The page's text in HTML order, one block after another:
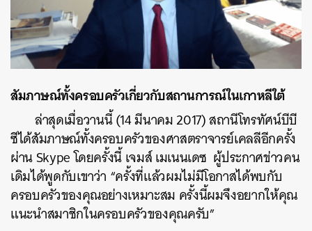
สัมภาษณ์ทั้งครอบครัวเกี่ยวกับสถานการณ์ในเกาหลีใต้
ล่าสุดเมื่อวานนี้ (14 มีนาคม 2017) สถานีโทรทัศน์บีบี
ซีได้สัมภาษณ์ทั้งครอบครัวของศาสตราจารย์เคลลีอีกครั้ง
ผ่าน Skype โดยครั้งนี้ เจมส์ เมเนนเดซ ผู้ประกาศข่าวคน
เดิมได้พูดกับเขาว่า “ครั้งที่แล้วผมไม่มีโอกาสได้พบกับ
ครอบครัวของคุณอย่างเหมาะสม ครั้งนี้ผมจึงอยากให้คุณ
แนะนำสมาชิกในครอบครัวของคุณครับ”